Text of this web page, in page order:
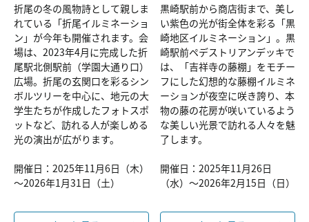
折尾の冬の風物詩として親しま
れている「折尾イルミネーショ
ン」が今年も開催されます。会
場は、2023年4月に完成した折
尾駅北側駅前（学園大通り口）
広場。折尾の玄関口を彩るシン
ボルツリーを中心に、地元の大
学生たちが作成したフォトスポ
ットなど、訪れる人が楽しめる
光の演出が広がります。
開催日：2025年11月6日（木）
～2026年1月31日（土）
黒崎駅前から商店街まで、美し
い紫色の光が街全体を彩る「黒
崎地区イルミネーション」。黒
崎駅前ペデストリアンデッキで
は、「吉祥寺の藤棚」をモチー
フにした幻想的な藤棚イルミネ
ーションが夜空に咲き誇り、本
物の藤の花房が咲いているよう
な美しい光景で訪れる人々を魅
了します。
開催日：2025年11月26日
（水）～2026年2月15日（日）